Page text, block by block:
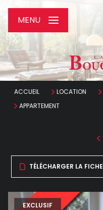
MENU
ACCUEIL LOCATION
APPARTEMENT
TÉLÉCHARGER LA FICHE
EXCLUSIF